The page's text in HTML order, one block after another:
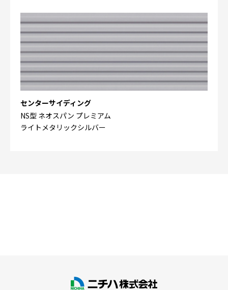
センターサイディング
NS型 ネオスパン プレミアム
ライトメタリックシルバー